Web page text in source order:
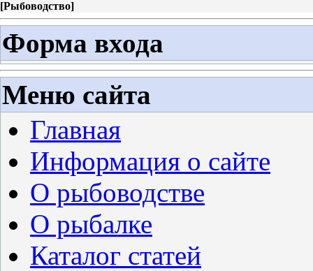
[Рыбоводство]
Форма входа
Меню сайта
Главная
Информация о сайте
О рыбоводстве
О рыбалке
Каталог статей